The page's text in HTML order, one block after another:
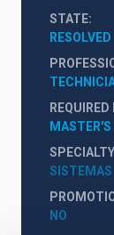
STATE
RESOLVED
REQUIRED
MASTER'S
SPECIALTY
SISTEMAS
NO